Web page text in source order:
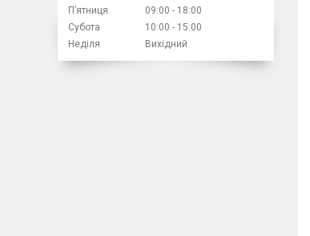
Пʼятниця
09:00
18:00
Субота
10:00
15:00
Неділя
Вихідний